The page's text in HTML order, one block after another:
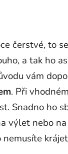
čerstvé, to
a tak ho
vám
. Při
Snadno ho
výlet nebo
nemusíte